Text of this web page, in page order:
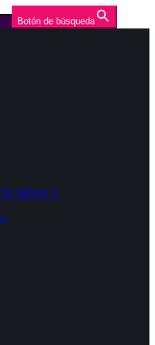
Botón de búsqueda
MÉDICA